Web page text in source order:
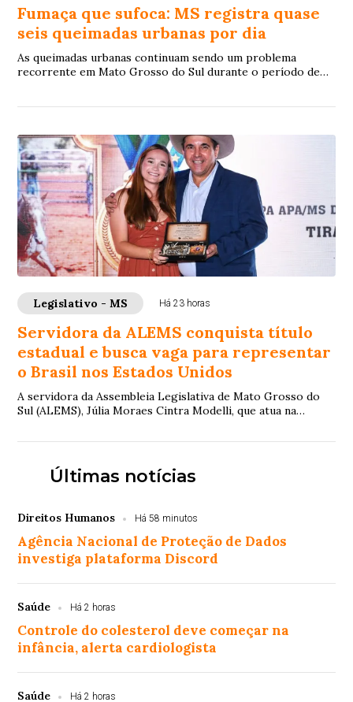
Fumaça que sufoca: MS registra quase
seis queimadas urbanas por dia
As queimadas urbanas continuam sendo um problema
recorrente em Mato Grosso do Sul durante o período de
Legislativo - MS Há 23 horas
Servidora da ALEMS conquista título
estadual e busca vaga para representar
o Brasil nos Estados Unidos
A servidora da Assembleia Legislativa de Mato Grosso do
Sul (ALEMS), Júlia Moraes Cintra Modelli, que atua na
Últimas notícias
Direitos Humanos Há 58 minutos
Agência Nacional de Proteção de Dados
investiga plataforma Discord
Saúde Há 2 horas
Controle do colesterol deve começar na
infância, alerta cardiologista
Saúde Há 2 horas